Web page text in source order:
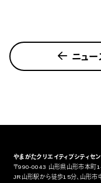
ニュー
やまがたクリエイティブシティセ
〒990-0043 山形県山形市本町
JR山形駅から徒歩15分、山形市